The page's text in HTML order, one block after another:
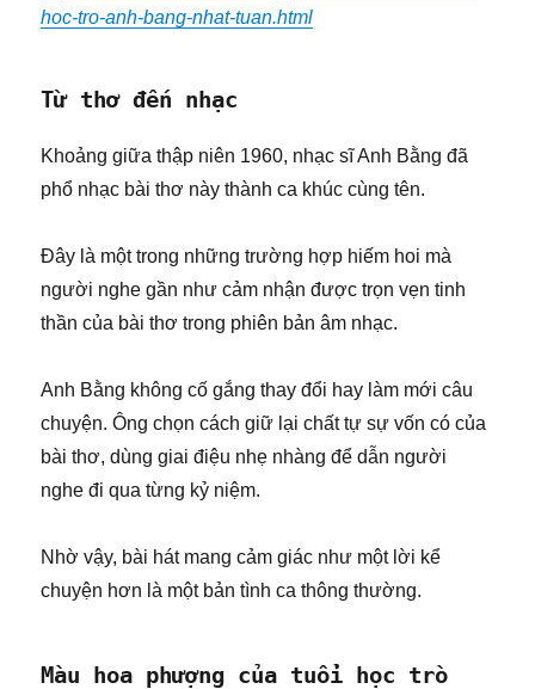
hoc-tro-anh-bang-nhat-tuan.html
Từ thơ đến nhạc
Khoảng giữa thập niên 1960, nhạc sĩ Anh Bằng đã
phổ nhạc bài thơ này thành ca khúc cùng tên.
Đây là một trong những trường hợp hiếm hoi mà
người nghe gần như cảm nhận được trọn vẹn tinh
thần của bài thơ trong phiên bản âm nhạc.
Anh Bằng không cố gắng thay đổi hay làm mới câu
chuyện. Ông chọn cách giữ lại chất tự sự vốn có của
bài thơ, dùng giai điệu nhẹ nhàng để dẫn người
nghe đi qua từng kỷ niệm.
Nhờ vậy, bài hát mang cảm giác như một lời kể
chuyện hơn là một bản tình ca thông thường.
Màu hoa phượng của tuổi học trò